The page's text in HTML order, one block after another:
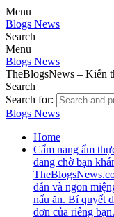
Menu
Blogs News
Search
Menu
Blogs News
TheBlogsNews – Kiến
Search
Search for:
Blogs News
Home
Cẩm nang ẩm
đang chờ bạn
dẫn và ngon
nấu ăn. Bí quyết
đơn của riêng bạn.